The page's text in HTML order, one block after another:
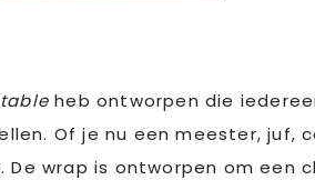
heb ontworpen die
Of je nu een meester, juf,
wrap is ontworpen om een